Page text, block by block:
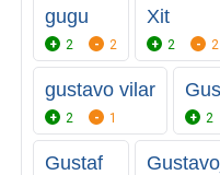
gugu
2 2
Xit
2 2
gustavo vilar
2 1 2
Gustaf